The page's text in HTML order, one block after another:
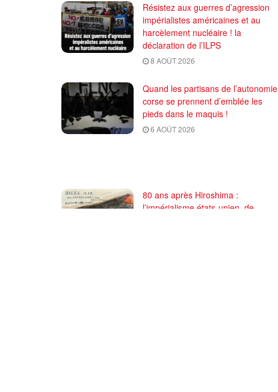
Résistez aux guerres d’agression
impérialistes américaines et au
harcèlement nucléaire ! la
déclaration de l’ILPS
8 AOÛT 2026
Quand les partisans de l’autonomie
corse se prennent d’emblée les
pieds dans le maquis !
6 AOÛT 2026
80 ans après Hiroshima :
l’impérialisme états-unien, de